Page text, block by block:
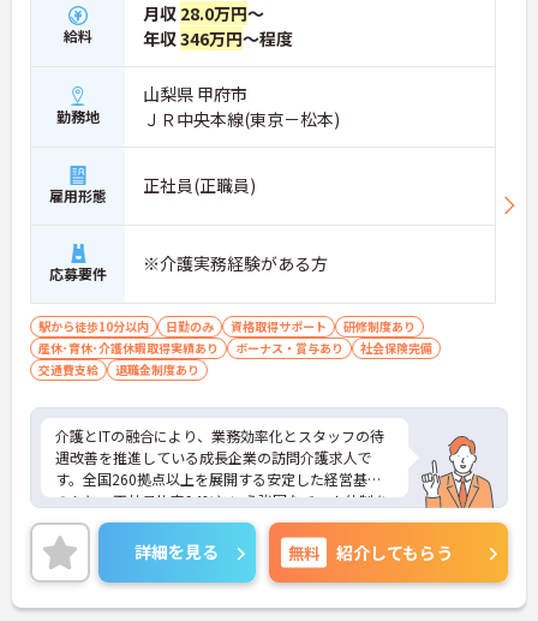
できます】
・入社時研修やサービス別研修など多彩な研修があ
・OJT研修を通じて現場での実践的なサポートを受
けられるので、安心して業務をスタートできます
【リフレッシュ休暇を活用して無理なく長く働ける
環境です】
・有給休暇とは別に年間17日間のリフレッシュ休暇
があるため、心身ともにしっかりと休むことができ
時間やご家族との時間を大切にしながら働き続けら
れます
【特別報酬制度で日々の頑張りが評価につながりま
す】
・業績や評価に応じた特別報酬制度が設けられてい
るため、日々の努力が還元されるやりがいを感じら
れます
【自分らしいスタイルでいきいきと活躍できる環境
です】
・髪色や髪型、ネイルなどが原則自由となっている
ため、個性を大切にしながら働くことができます
・社員一人ひとりの価値観を尊重する社風のもと
で、無理なくご自身らしく働き続けることが期待で
きます
【全国展開の安定基盤と日勤のみの環境で長期的な
キャリアを描けます】
給料
月収 28.0万円～
年収346万円～程度
勤務地
山梨県 甲府市
ＪＲ中央本線(東京－松本)
雇用形態 正社員(正職員)
応募要件 ※介護実務経験がある方
駅から徒歩10分以内 日勤のみ 資格取得サポート
研修制度あり
産休･育休･介護休暇取得実績あり
ボーナス・賞与あり
社会保険完備
交通費支給
退職金制度あり
介護とITの融合により、業務効率化とスタッフの待
遇改善を推進している成長企業の訪問介護求人で
す。全国260拠点以上を展開する安定した経営基盤
のもと、正社員比率94%という強固なチーム体制を
構築しています。介護福祉士資格手当や年2回の評価
面談など、専門資格と成果が収入に直結する仕組み
が整っています。夜勤なしの完全週休2日制（曜日固
定）を採用し、日々の記録業務はスマートフォンで
完結するため、施設勤務特有の不規則なシフトや煩
詳細を見る 無料 紹介してもらう